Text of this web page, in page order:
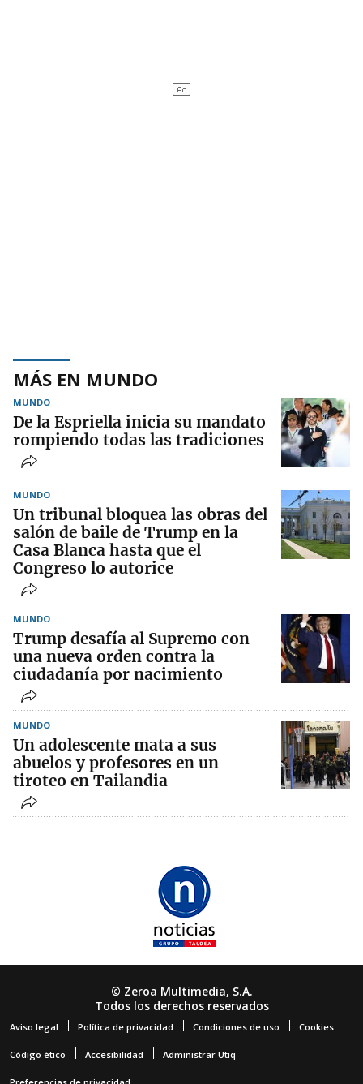
MÁS EN MUNDO
MUNDO
De la Espriella inicia su mandato
rompiendo todas las tradiciones
MUNDO
Un tribunal bloquea las obras del
salón de baile de Trump en la
Casa Blanca hasta que el
Congreso lo autorice
MUNDO
Trump desafía al Supremo con
una nueva orden contra la
ciudadanía por nacimiento
MUNDO
Un adolescente mata a sus
abuelos y profesores en un
tiroteo en Tailandia
© Zeroa Multimedia, S.A.
Todos los derechos reservados
Aviso legal Política de privacidad Condiciones de uso Cookies
Código ético Accesibilidad Administrar Utiq